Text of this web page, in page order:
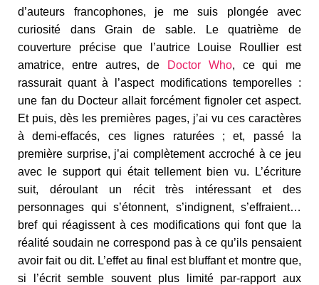
d’auteurs francophones, je me suis plongée avec
curiosité dans Grain de sable. Le quatrième de
couverture précise que l’autrice Louise Roullier est
amatrice, entre autres, de
Doctor Who, ce qui me
rassurait quant à l’aspect modifications temporelles :
une fan du Docteur allait forcément fignoler cet aspect.
Et puis, dès les premières pages, j’ai vu ces caractères
à demi-effacés, ces lignes raturées ; et, passé la
première surprise, j’ai complètement accroché à ce jeu
avec le support qui était tellement bien vu. L’écriture
suit, déroulant un récit très intéressant et des
personnages qui s’étonnent, s’indignent, s’effraient…
bref qui réagissent à ces modifications qui font que la
réalité soudain ne correspond pas à ce qu’ils pensaient
avoir fait ou dit. L’effet au final est bluffant et montre que,
si l’écrit semble souvent plus limité par-rapport aux